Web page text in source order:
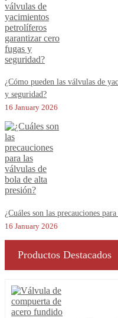
¿Cómo pueden las válvulas de
y seguridad?
16 January 2026
¿Cuáles son las precauciones
16 January 2026
Productos Destacados